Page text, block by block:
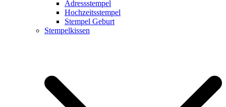
Adressstempel
Hochzeitsstempel
Stempel Geburt
Stempelkissen